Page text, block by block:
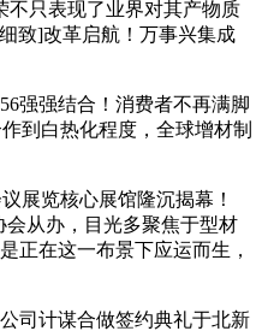
只表现了业界对其产物质
致]改革启航！万事兴集成
强强结合！消费者不再满脚
到白热化程度，全球增材制
展览核心展馆隆沉揭幕！
会从办，目光多聚焦于型材
正在这一布景下应运而生，
司计谋合做签约典礼于北新